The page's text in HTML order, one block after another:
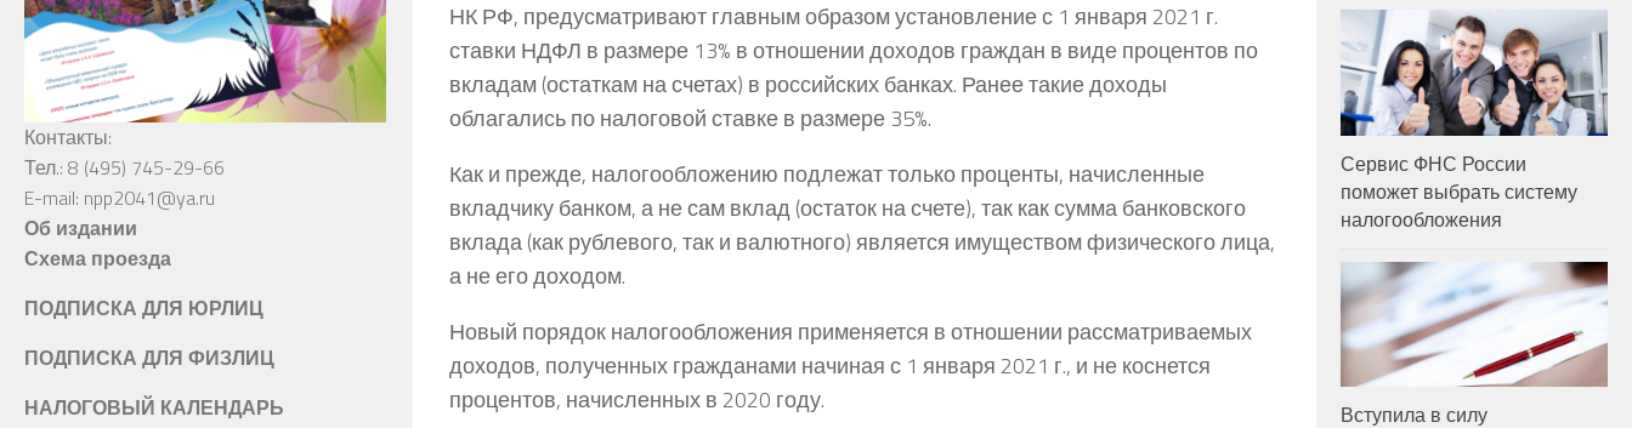
НК РФ, предусматривают главным образом установление с 1 января 2021 г.
ставки НДФЛ в размере 13% в отношении доходов граждан в виде процентов по
вкладам (остаткам на счетах) в российских банках. Ранее такие доходы
облагались по налоговой ставке в размере 35%.
Как и прежде, налогообложению подлежат только проценты, начисленные
вкладчику банком, а не сам вклад (остаток на счете), так как сумма банковского
вклада (как рублевого, так и валютного) является имуществом физического лица,
а не его доходом.
Новый порядок налогообложения применяется в отношении рассматриваемых
доходов, полученных гражданами начиная с 1 января 2021 г., и не коснется
процентов, начисленных в 2020 году.
Контакты:
Тел.: 8 (495) 745-29-66
E-mail: npp2041@ya.ru
Об издании
Схема проезда
ПОДПИСКА ДЛЯ ЮРЛИЦ
ПОДПИСКА ДЛЯ ФИЗЛИЦ
НАЛОГОВЫЙ КАЛЕНДАРЬ
Сервис ФНС России
поможет выбрать систему
налогообложения
Вступила в силу